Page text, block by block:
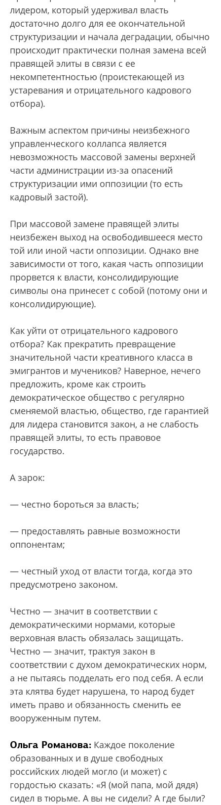
лидером, который удерживал власть
достаточно долго для ее окончательной
структуризации и начала деградации, обычно
происходит практически полная замена всей
правящей элиты в связи с ее
некомпетентностью (проистекающей из
устаревания и отрицательного кадрового
отбора).
Важным аспектом причины неизбежного
управленческого коллапса является
невозможность массовой замены верхней
части администрации из-за опасений
структуризации ими оппозиции (то есть
кадровый застой).
При массовой замене правящей элиты
неизбежен выход на освободившееся место
той или иной части оппозиции. Однако вне
зависимости от того, какая часть оппозиции
прорвется к власти, консолидирующие
символы она принесет с собой (потому они и
консолидирующие).
Как уйти от отрицательного кадрового
отбора? Как прекратить превращение
значительной части креативного класса в
эмигрантов и мучеников? Наверное, нечего
предложить, кроме как строить
демократическое общество с регулярно
сменяемой властью, общество, где гарантией
для лидера становится закон, а не слабость
правящей элиты, то есть правовое
государство.
А зарок:
— честно бороться за власть;
— предоставлять равные возможности
оппонентам;
— честный уход от власти тогда, когда это
предусмотрено законом.
Честно — значит в соответствии с
демократическими нормами, которые
верховная власть обязалась защищать.
Честно — значит, трактуя закон в
соответствии с духом демократических норм,
а не пытаясь подделать его под себя. А если
эта клятва будет нарушена, то народ будет
иметь право и обязанность сменить ее
вооруженным путем.
Ольга Романова: Каждое поколение
образованных и в душе свободных
российских людей могло (и может) с
гордостью сказать: «Я (мой папа, мой дядя)
сидел в тюрьме. А вы не сидели? А где были?